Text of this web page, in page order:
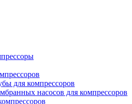
для компрессоров
насосов для компрессоров